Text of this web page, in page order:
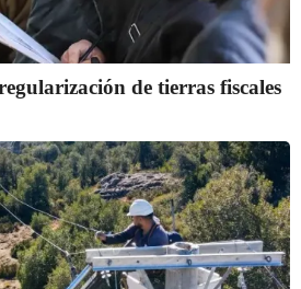
de tierras fiscales